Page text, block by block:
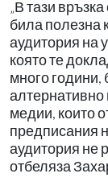
„В тази
била полезна
аудитория на
която те
много години,
медии, които
предписания
аудитория не
отбеляза